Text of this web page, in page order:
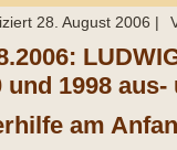
28. August 2006 |
und 1998
am